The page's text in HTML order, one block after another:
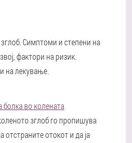
Симптоми и степени на
фактори на ризик.
на лекување.
во колената
зглоб го пропишува
отстраните отокот и да ја